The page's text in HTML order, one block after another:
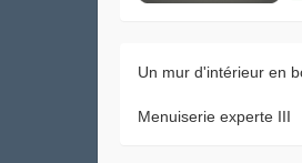
Un mur d'intérieur en
Menuiserie experte III